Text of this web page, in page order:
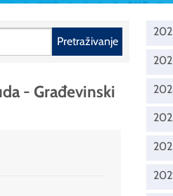
Pretraživanje
- Građevinski